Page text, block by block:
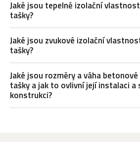
Jaké jsou tepelně izolační
tašky?
Jaké jsou zvukové izolační
tašky?
Jaké jsou rozměry a váha
tašky a jak to ovlivní její instalaci a
konstrukci?